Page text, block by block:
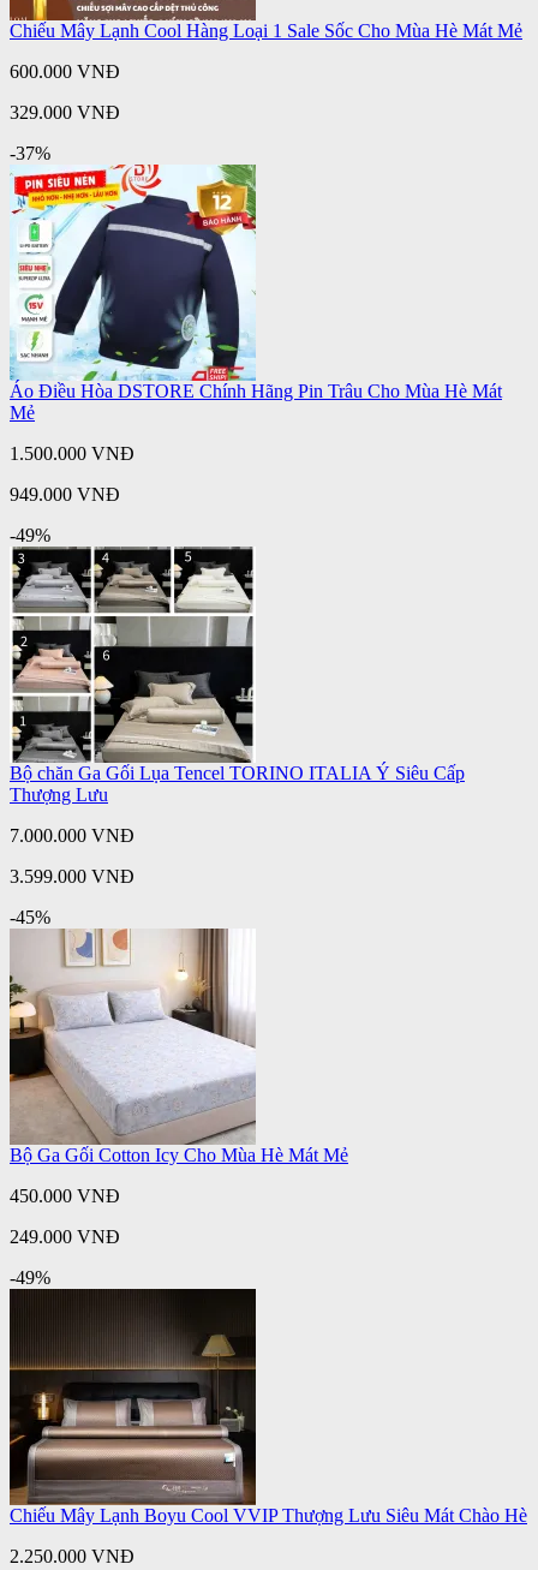
Chiếu Mây Lạnh Cool Hàng Loại 1 Sale Sốc Cho Mùa Hè Mát Mẻ
600.000 VNĐ
329.000 VNĐ
-37%
Áo Điều Hòa DSTORE Chính Hãng Pin Trâu Cho Mùa Hè Mát
Mẻ
1.500.000 VNĐ
949.000 VNĐ
-49%
Bộ chăn Ga Gối Lụa Tencel TORINO ITALIA Ý Siêu Cấp
Thượng Lưu
7.000.000 VNĐ
3.599.000 VNĐ
-45%
Bộ Ga Gối Cotton Icy Cho Mùa Hè Mát Mẻ
450.000 VNĐ
249.000 VNĐ
-49%
Chiếu Mây Lạnh Boyu Cool VVIP Thượng Lưu Siêu Mát Chào Hè
2.250.000 VNĐ